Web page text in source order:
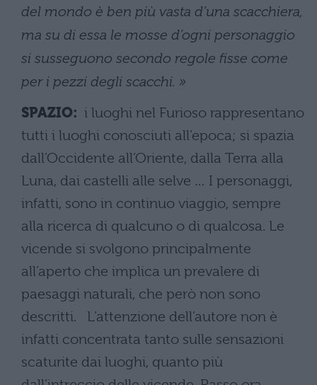
del mondo è ben più vasta d’una scacchiera,
ma su di essa le mosse d’ogni personaggio
si susseguono secondo regole fisse come
per i pezzi degli scacchi. »
SPAZIO: i luoghi nel Furioso rappresentano
tutti i luoghi conosciuti all’epoca; si spazia
dall’Occidente all’Oriente, dalla Terra alla
Luna, dai castelli alle selve … I personaggi,
infatti, sono in continuo viaggio, sempre
alla ricerca di qualcuno o di qualcosa. Le
vicende si svolgono principalmente
all’aperto che implica un prevalere di
paesaggi naturali, che però non sono
descritti. L’attenzione dell’autore non è
infatti concentrata tanto sulle sensazioni
scaturite dai luoghi, quanto più